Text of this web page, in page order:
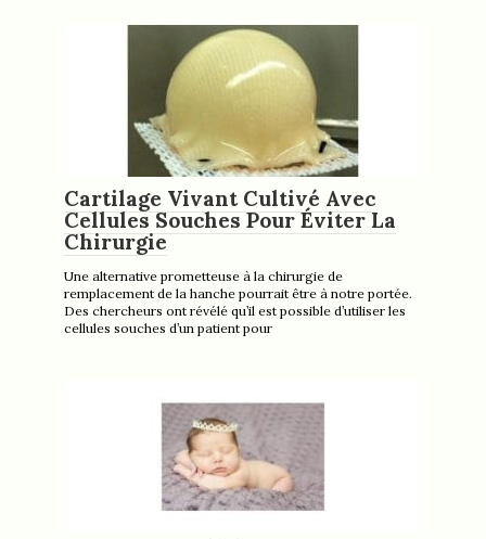
Cartilage Vivant Cultivé Avec
Cellules Souches Pour Éviter La
Chirurgie
Une alternative prometteuse à la chirurgie de
remplacement de la hanche pourrait être à notre portée.
Des chercheurs ont révélé qu’il est possible d’utiliser les
cellules souches d’un patient pour